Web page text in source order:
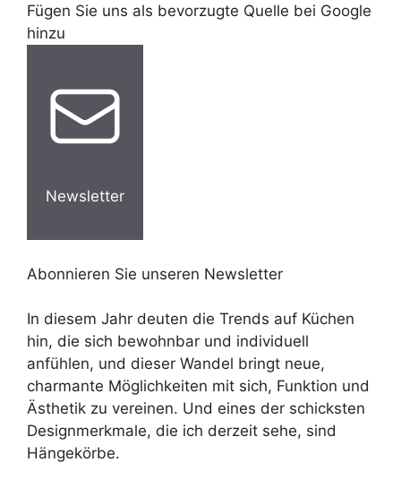
Fügen Sie uns als bevorzugte Quelle bei Google
hinzu
Newsletter
Abonnieren Sie unseren Newsletter
In diesem Jahr deuten die Trends auf Küchen
hin, die sich bewohnbar und individuell
anfühlen, und dieser Wandel bringt neue,
charmante Möglichkeiten mit sich, Funktion und
Ästhetik zu vereinen. Und eines der schicksten
Designmerkmale, die ich derzeit sehe, sind
Hängekörbe.